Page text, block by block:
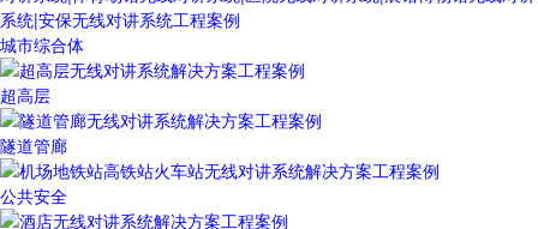
城市综合体
超高层
隧道管廊
公共安全